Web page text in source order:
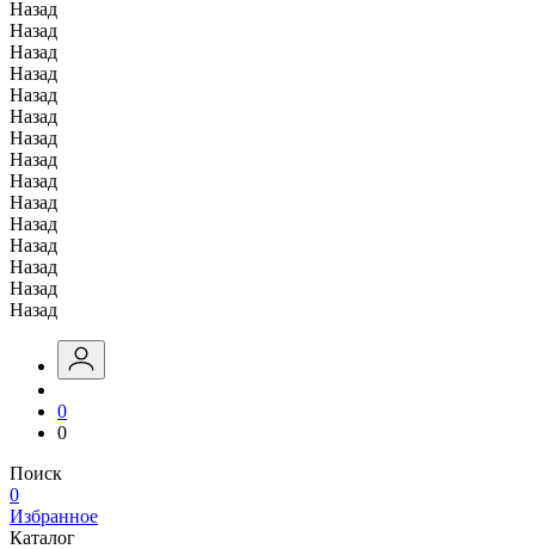
Назад
Назад
Назад
Назад
Назад
Назад
Назад
Назад
Назад
Назад
Назад
Назад
Назад
Назад
Назад
0
0
Поиск
0
Избранное
Каталог